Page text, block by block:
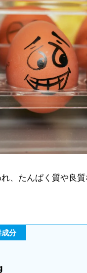
、たんぱく質や良
分